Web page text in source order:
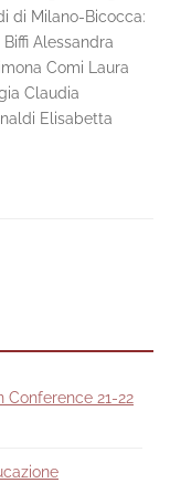
di Milano-Bicocca:
Alessandra
Comi Laura
Claudia
Elisabetta
Conference 21-22